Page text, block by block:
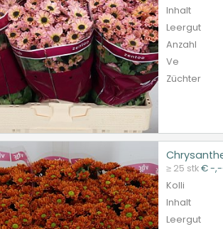
Inhalt
Leergut
Anzahl
Ve
Züchter
≥ 25 stk€ -
Kolli
Inhalt
Leergut
Chrysanthemum (indicum Grp) Traube
U moet ingelogd zijn om te kunnen